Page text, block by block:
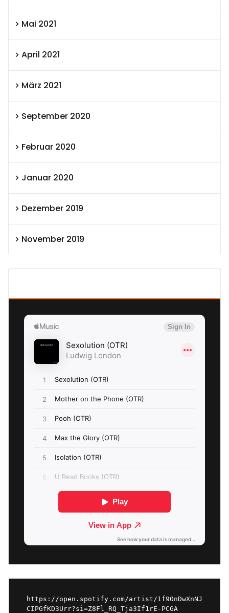
Mai 2021
April 2021
März 2021
September 2020
Februar 2020
Januar 2020
Dezember 2019
November 2019
https://open.spotify.com/artist/1f90nDwXnNJ
CIPGfKD3Urr?si=Z8Fl_RQ_Tja3If1rE-PCGA